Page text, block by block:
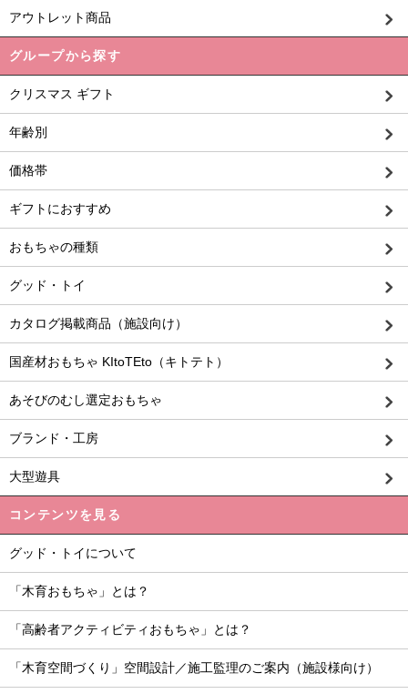
アウトレット商品
グループから探す
クリスマス ギフト
年齢別
価格帯
ギフトにおすすめ
おもちゃの種類
グッド・トイ
カタログ掲載商品（施設向け）
国産材おもちゃ KItoTEto（キトテト）
あそびのむし選定おもちゃ
ブランド・工房
大型遊具
コンテンツを見る
グッド・トイについて
「木育おもちゃ」とは？
「高齢者アクティビティおもちゃ」とは？
「木育空間づくり」空間設計／施工監理のご案内（施設様向け）